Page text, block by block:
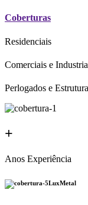
Coberturas
Residenciais
Comerciais e
Perlogados e
+
Anos Experiência
LuxMetal